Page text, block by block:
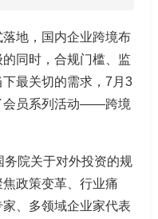
地，国内企业跨境布
同时，合规门槛、监
最关切的需求，7月3
会员系列活动——跨境
院关于对外投资的规
政策变革、行业痛
、多领域企业家代表